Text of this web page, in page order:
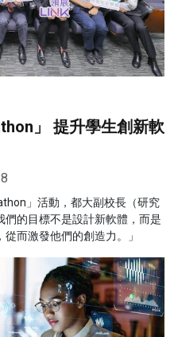
」 提升學生創新軟
」活動，都大副校長（研究
的目標不是設計新軟體，而是
而激發他們的創造力。」